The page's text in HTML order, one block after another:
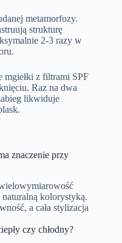
metamorfozy.
strukturę
2-3 razy w
mgiełki z filtrami SPF
Raz na dwa
likwiduje
znaczenie przy
kolorystyką.
a cała stylizacja
czy chłodny?